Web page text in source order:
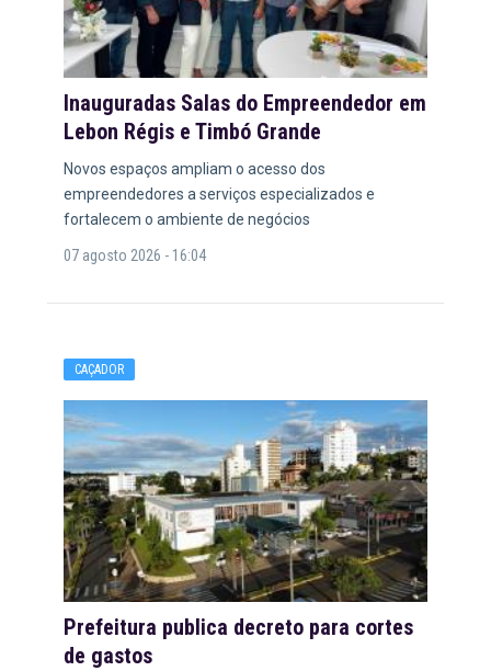
Inauguradas Salas do Empreendedor em
Lebon Régis e Timbó Grande
Novos espaços ampliam o acesso dos
empreendedores a serviços especializados e
fortalecem o ambiente de negócios
07 agosto 2026 - 16:04
CAÇADOR
Prefeitura publica decreto para cortes
de gastos